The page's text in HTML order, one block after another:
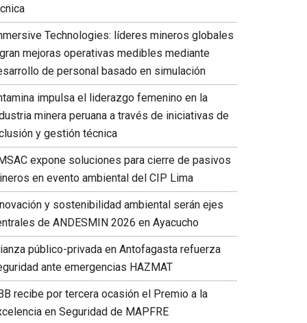
Technologies: líderes mineros globales
mejoras operativas medibles mediante
de personal basado en simulación
impulsa el liderazgo femenino en la
minera peruana a través de iniciativas de
y gestión técnica
expone soluciones para cierre de pasivos
en evento ambiental del CIP Lima
y sostenibilidad ambiental serán ejes
de ANDESMIN 2026 en Ayacucho
público-privada en Antofagasta refuerza
ante emergencias HAZMAT
recibe por tercera ocasión el Premio a la
en Seguridad de MAPFRE